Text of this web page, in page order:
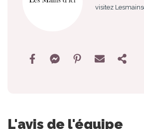
visitez
L'avis de l'équipe